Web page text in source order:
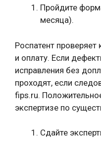
Пройдите
месяца).
Роспатент
и оплату. Если
исправления без
проходят, если
fips.ru.
экспертизе по
Сдайте